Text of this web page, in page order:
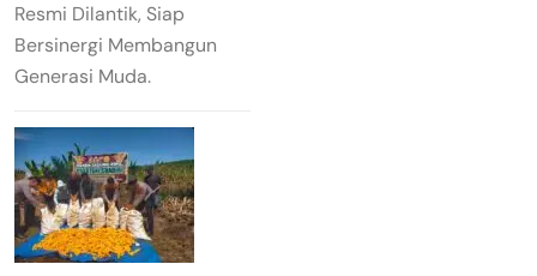
Resmi Dilantik, Siap
Bersinergi Membangun
Generasi Muda.